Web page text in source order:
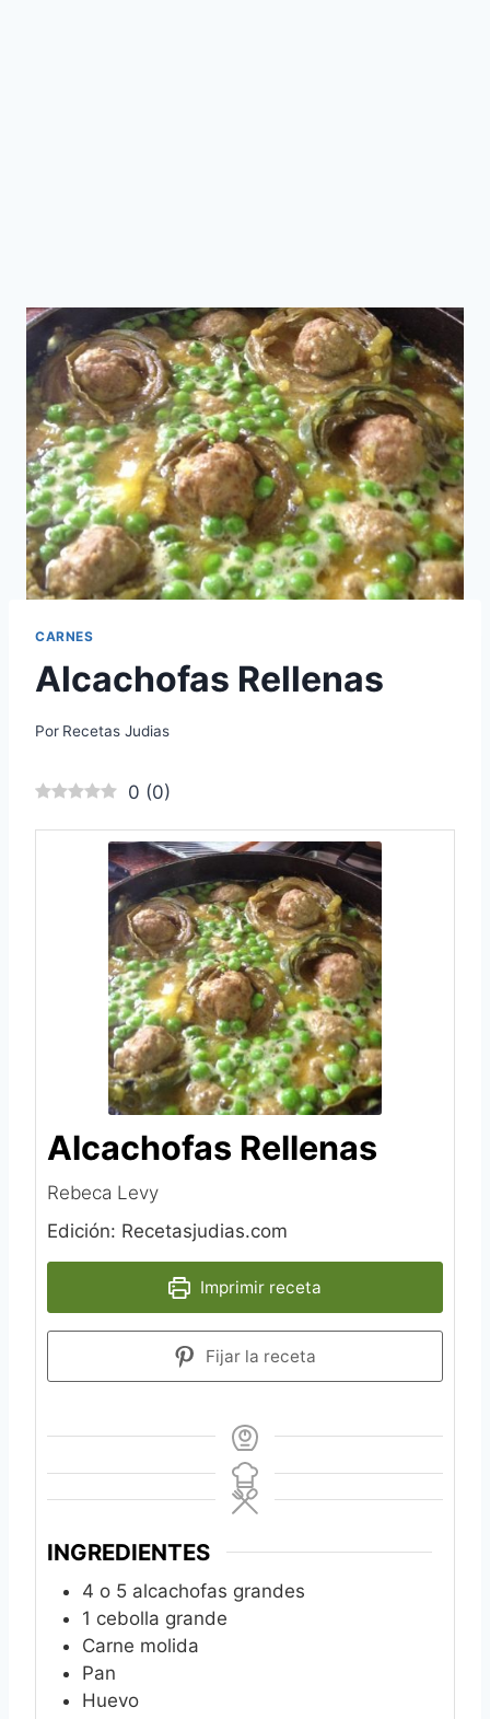
CARNES
Alcachofas Rellenas
Por Recetas Judias
0 (0)
Alcachofas Rellenas
Rebeca Levy‎
Edición: Recetasjudias.com
Imprimir receta
Fijar la receta
INGREDIENTES
4 o 5 alcachofas grandes
1 cebolla grande
Carne molida
Pan
Huevo